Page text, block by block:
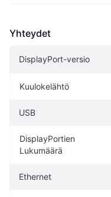
Yhteydet
DisplayPort-versio
Kuulokelähtö
USB
DisplayPortien
Lukumäärä
Ethernet